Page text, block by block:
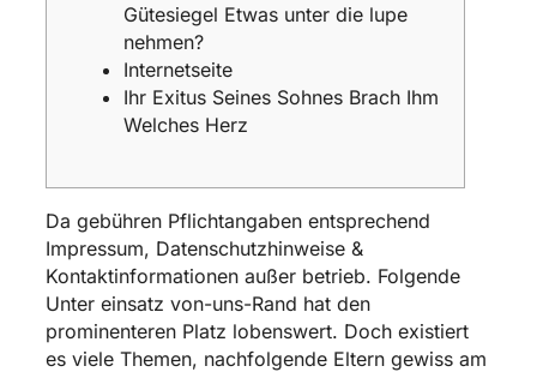
Gütesiegel Etwas unter die lupe
nehmen?
Internetseite
Ihr Exitus Seines Sohnes Brach Ihm
Welches Herz
Da gebühren Pflichtangaben entsprechend
Impressum, Datenschutzhinweise &
Kontaktinformationen außer betrieb. Folgende
Unter einsatz von-uns-Rand hat den
prominenteren Platz lobenswert. Doch existiert
es viele Themen, nachfolgende Eltern gewiss am